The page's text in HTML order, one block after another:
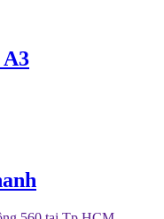
A3